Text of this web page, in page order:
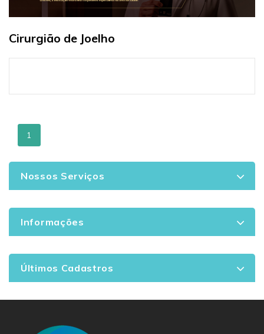
Cirurgião de Joelho
1
Nossos Serviços
Informações
Últimos Cadastros